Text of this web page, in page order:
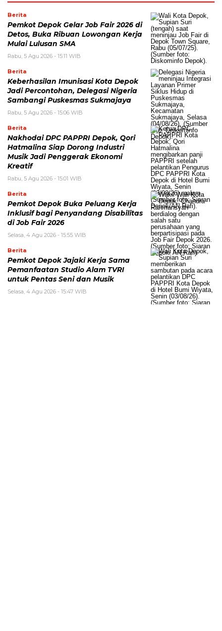
Berita
Pemkot Depok Gelar Job Fair 2026 di
Detos, Buka Ribuan Lowongan Kerja
Mulai Lulusan SMA
Rabu, 5 Agu 2026 - 15:11 WIB
Berita
Keberhasilan Imunisasi Kota Depok
Jadi Percontohan, Delegasi Nigeria
Sambangi Puskesmas Sukmajaya
Rabu, 5 Agu 2026 - 15:06 WIB
Berita
Nakhodai DPC PAPPRI Depok, Qori
Hatmalina Siap Dorong Industri
Musik Jadi Penggerak Ekonomi
Kreatif
Rabu, 5 Agu 2026 - 15:01 WIB
Berita
Pemkot Depok Buka Peluang Kerja
Inklusif bagi Penyandang Disabilitas
di Job Fair 2026
Selasa, 4 Agu 2026 - 15:55 WIB
Berita
Pemkot Depok Jajaki Kerja Sama
Pemanfaatan Studio Alam TVRI
untuk Pentas Seni dan Musik
Selasa, 4 Agu 2026 - 15:47 WIB